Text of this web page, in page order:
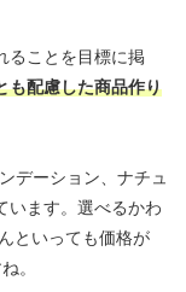
ることを目標に掲
も配慮した商品作り
デーション、ナチュ
います。選べるかわ
といっても価格が
。